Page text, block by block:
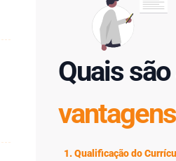
Quais
1. Qualificação do